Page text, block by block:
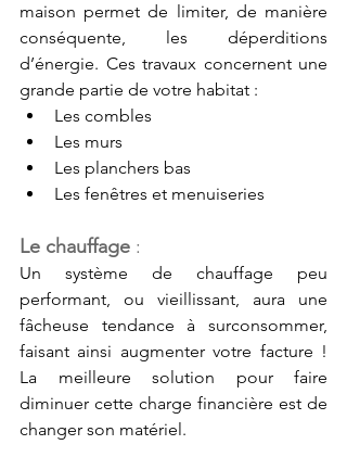
maison permet de limiter, de manière
conséquente, les déperditions
d’énergie. Ces travaux concernent une
grande partie de votre habitat :
Les combles
Les murs
Les planchers bas
Les fenêtres et menuiseries
Le chauffage :
Un système de chauffage peu
performant, ou vieillissant, aura une
fâcheuse tendance à surconsommer,
faisant ainsi augmenter votre facture !
La meilleure solution pour faire
diminuer cette charge financière est de
changer son matériel.